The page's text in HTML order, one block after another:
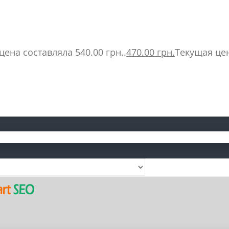
составляла 540.00 грн..470.00 грн.Текущая